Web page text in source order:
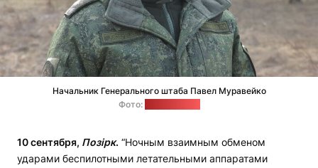
Начальник Генерального штаба Павел Муравейко
Фото:
10 сентября, Позірк. “Ночным взаимным обменом
ударами беспилотными летательными аппаратами